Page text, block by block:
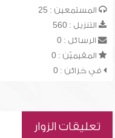
المستمعين : 25
التنزيل : 560
الرسائل : 0
المقيميّن : 0
في خزائن : 0
تعليقات الزوار